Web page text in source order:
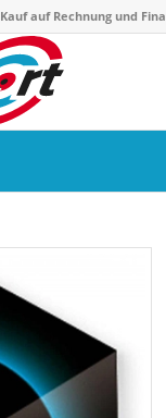
Kauf auf Rechnung und